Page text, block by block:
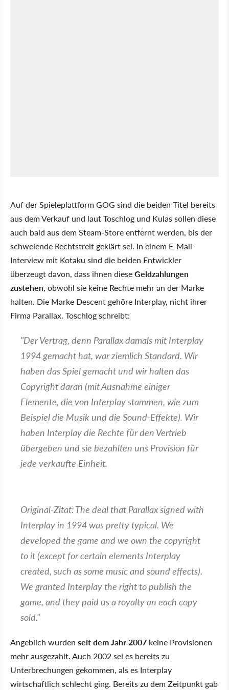
Auf der Spieleplattform GOG sind die beiden Titel bereits
aus dem Verkauf und laut Toschlog und Kulas sollen diese
auch bald aus dem Steam-Store entfernt werden, bis der
schwelende Rechtstreit geklärt sei. In einem E-Mail-
Interview mit Kotaku sind die beiden Entwickler
überzeugt davon, dass ihnen dieseGeldzahlungen
zustehen, obwohl sie keine Rechte mehr an der Marke
halten. Die Marke Descent gehöre Interplay, nicht ihrer
Firma Parallax. Toschlog schreibt:
"Der Vertrag, denn Parallax damals mit Interplay
1994 gemacht hat, war ziemlich Standard. Wir
haben das Spiel gemacht und wir halten das
Copyright daran (mit Ausnahme einiger
Elemente, die von Interplay stammen, wie zum
Beispiel die Musik und die Sound-Effekte). Wir
haben Interplay die Rechte für den Vertrieb
übergeben und sie bezahlten uns Provision für
jede verkaufte Einheit.
Original-Zitat: The deal that Parallax signed with
Interplay in 1994 was pretty typical. We
developed the game and we own the copyright
to it (except for certain elements Interplay
created, such as some music and sound effects).
We granted Interplay the right to publish the
game, and they paid us a royalty on each copy
sold."
Angeblich wurden seit dem Jahr 2007 keine Provisionen
mehr ausgezahlt. Auch 2002 sei es bereits zu
Unterbrechungen gekommen, als es Interplay
wirtschaftlich schlecht ging. Bereits zu dem Zeitpunkt gab